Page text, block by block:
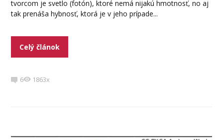
tvorcom je svetlo (fotón), ktoré nemá nijakú hmotnosť, no aj
tak prenáša hybnosť, ktorá je v jeho prípade...
Celý článok
6 1863x